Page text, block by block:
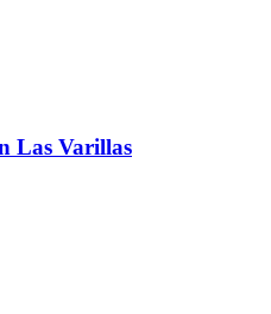
Las Varillas